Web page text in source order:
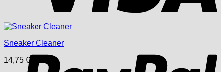
Sneaker Cleaner
14,75 €